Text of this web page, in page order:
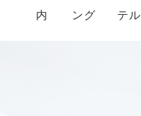
内
ング
テル